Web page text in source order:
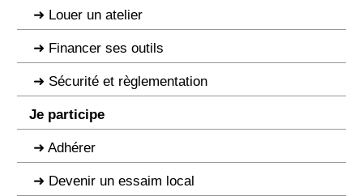
Louer un atelier
Financer ses outils
Sécurité et règlementation
Je participe
Adhérer
Devenir un essaim local